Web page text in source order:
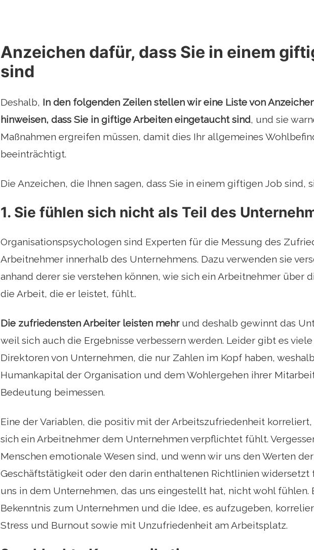
Anzeichen dafür, dass Sie in einem
sind
Deshalb, In den folgenden Zeilen stellen wir eine Liste von
hinweisen, dass Sie in giftige Arbeiten eingetaucht sind, und sie
Maßnahmen ergreifen müssen, damit dies Ihr allgemeines
beeinträchtigt.
Die Anzeichen, die Ihnen sagen, dass Sie in einem giftigen Job sind,
1. Sie fühlen sich nicht als Teil des
Organisationspsychologen sind Experten für die Messung des
Arbeitnehmer innerhalb des Unternehmens. Dazu verwenden sie
anhand derer sie verstehen können, wie sich ein Arbeitnehmer über
die Arbeit, die er leistet, fühlt..
Die zufriedensten Arbeiter leisten mehrund deshalb gewinnt das
weil sich auch die Ergebnisse verbessern werden. Leider gibt es
Direktoren von Unternehmen, die nur Zahlen im Kopf haben,
Humankapital der Organisation und dem Wohlergehen ihrer
Bedeutung beimessen.
Eine der Variablen, die positiv mit der Arbeitszufriedenheit
sich ein Arbeitnehmer dem Unternehmen verpflichtet fühlt.
Menschen emotionale Wesen sind, und wenn wir uns den Werten
Geschäftstätigkeit oder den darin enthaltenen Richtlinien widersetzt
uns in dem Unternehmen, das uns eingestellt hat, nicht wohl fühlen.
Bekenntnis zum Unternehmen und die Idee, es aufzugeben,
Stress und Burnout sowie mit Unzufriedenheit am Arbeitsplatz.